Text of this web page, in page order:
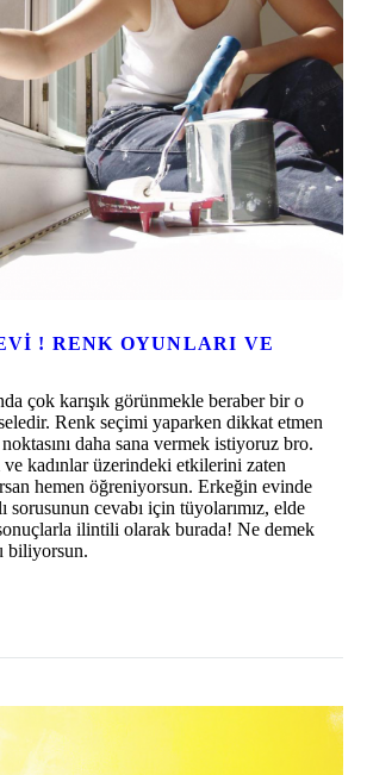
! RENK OYUNLARI VE
çok karışık görünmekle beraber bir o
Renk seçimi yaparken dikkat etmen
daha sana vermek istiyoruz bro.
kadınlar üzerindeki etkilerini zaten
hemen öğreniyorsun. Erkeğin evinde
sorusunun cevabı için tüyolarımız, elde
ilintili olarak burada! Ne demek
biliyorsun.